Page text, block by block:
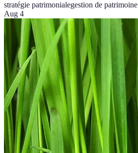
stratégie patrimonialegestion de patrimoine
Aug 4